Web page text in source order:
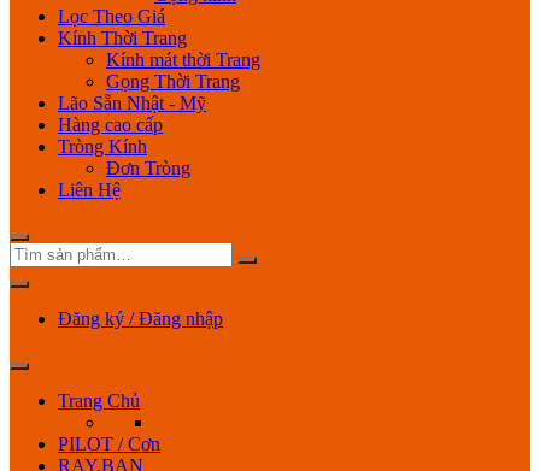
Lọc Theo Giá
Kính Thời Trang
Kính mát thời Trang
Gọng Thời Trang
Lão Sẵn Nhật - Mỹ
Hàng cao cấp
Tròng Kính
Đơn Tròng
Liên Hệ
Đăng ký / Đăng nhập
Trang Chủ
PILOT / Cơn
RAY.BAN